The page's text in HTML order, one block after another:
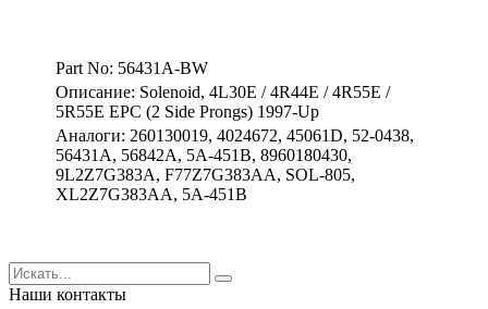
Part No: 56431A-BW
Описание: Solenoid, 4L30E / 4R44E / 4R55E /
5R55E EPC (2 Side Prongs) 1997-Up
Аналоги: 260130019, 4024672, 45061D, 52-0438,
56431A, 56842A, 5A-451B, 8960180430,
9L2Z7G383A, F77Z7G383AA, SOL-805,
XL2Z7G383AA, 5A-451B
Наши контакты